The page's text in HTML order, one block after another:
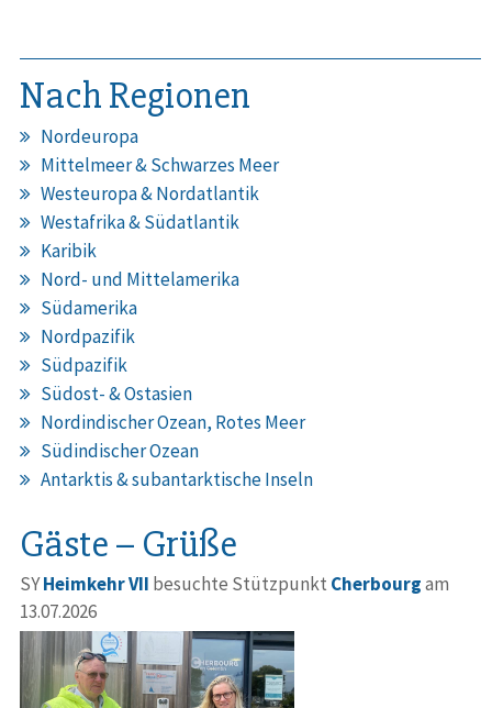
Nach Regionen
Nordeuropa
Mittelmeer & Schwarzes Meer
Westeuropa & Nordatlantik
Westafrika & Südatlantik
Karibik
Nord- und Mittelamerika
Südamerika
Nordpazifik
Südpazifik
Südost- & Ostasien
Nordindischer Ozean, Rotes Meer
Südindischer Ozean
Antarktis & subantarktische Inseln
Gäste – Grüße
SYHeimkehr VII besuchte Stützpunkt Cherbourgam
13.07.2026